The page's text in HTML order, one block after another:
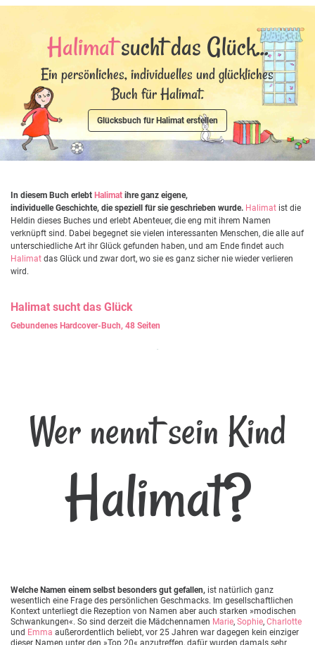
Halimatsucht das Glück...
Ein persönliches, individuelles und glückliches
Buch für Halimat.
Glücksbuch für Halimat erstellen
In diesem Buch erlebt Halimat ihre ganz eigene,
individuelle Geschichte, die speziell für sie geschrieben wurde. Halimat ist die
Heldin dieses Buches und erlebt Abenteuer, die eng mit ihrem Namen
verknüpft sind. Dabei begegnet sie vielen interessanten Menschen, die alle auf
unterschiedliche Art ihr Glück gefunden haben, und am Ende findet auch
Halimat das Glück und zwar dort, wo sie es ganz sicher nie wieder verlieren
wird.
Halimat sucht das Glück
Gebundenes Hardcover-Buch, 48 Seiten
Wer nennt sein Kind
Halimat?
Welche Namen einem selbst besonders gut gefallen, ist natürlich ganz
wesentlich eine Frage des persönlichen Geschmacks. Im gesellschaftlichen
Kontext unterliegt die Rezeption von Namen aber auch starken »modischen
Schwankungen«. So sind derzeit die Mädchennamen Marie, Sophie, Charlotte
und Emma außerordentlich beliebt, vor 25 Jahren war dagegen kein einziger
dieser Namen unter den »Top 20« anzutreffen, dafür wurden damals sehr